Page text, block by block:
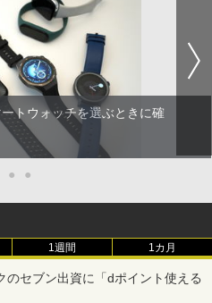
トウォッチを選ぶときに確
● ●
1週間 1カ月
のセブン出資に「dポイント使える